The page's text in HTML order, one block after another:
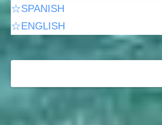
☆SPANISH
☆ENGLISH